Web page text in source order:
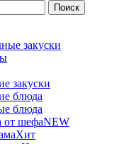
Поиск
закуски
закуски
блюда
блюда
от шефаNEW
Хит